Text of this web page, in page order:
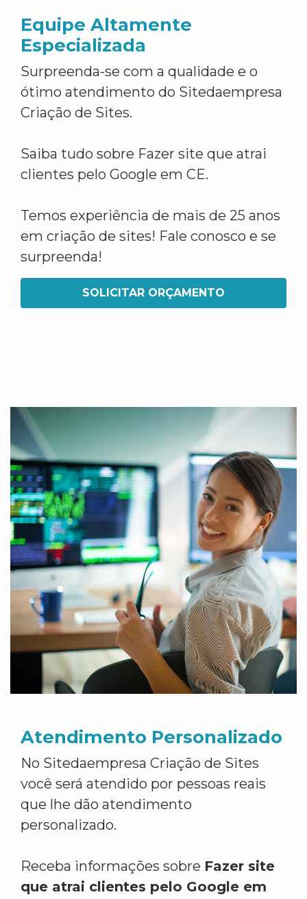
Equipe Altamente
Especializada
Surpreenda-se com a qualidade e o
ótimo atendimento do Sitedaempresa
Criação de Sites.
Saiba tudo sobre Fazer site que atrai
clientes pelo Google em CE.
Temos experiência de mais de 25 anos
em criação de sites! Fale conosco e se
surpreenda!
SOLICITAR ORÇAMENTO
Atendimento Personalizado
No Sitedaempresa Criação de Sites
você será atendido por pessoas reais
que lhe dão atendimento
personalizado.
Receba informações sobre Fazer site
que atrai clientes pelo Google em